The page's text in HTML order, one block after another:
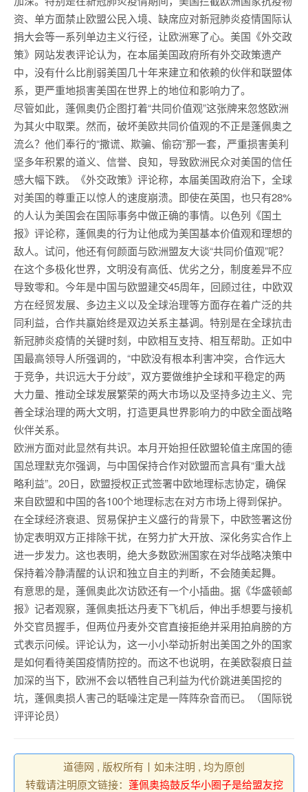
资、单方面禁止欧盟公民入境、缺席应对新冠肺炎疫情国际认
捐大会等一系列单边主义行径，让欧洲寒了心。美国《外交政
策》网站发表评论认为，在本届美国政府所有外交政策遗产
中，没有什么比削弱美国几十年来建立和依赖的伙伴和联盟体
系，更严重地损害美国在世界上的地位和影响力了。
尽管如此，蓬佩奥仍企图打着“共同价值观”这张牌来忽悠欧洲
为其火中取栗。然而，破坏美欧共同价值观的不正是蓬佩奥之
流么？他们奉行的“撒谎、欺骗、偷窃”那一套，严重损害美利
坚多年积累的道义、信誉、良知，导致欧洲民众对美国的信任
感大幅下跌。《外交政策》评论称，本届美国政府治下，全球
对美国的尊重正以惊人的速度崩溃。即使在英国，也只有28%
的人认为美国会在国际事务中做正确的事情。以色列《国土
报》评论称，蓬佩奥的行为让他成为美国基本价值观和理想的
敌人。试问，他还有何颜面与欧洲盟友大谈“共同价值观”呢？
在这个多极化世界，文明没有高低、优劣之分，制度差异不应
导致零和。今年是中国与欧盟建交45周年，回顾过往，中欧双
方在经贸发展、多边主义以及全球治理等方面存在着广泛的共
同利益，合作共赢始终是双边关系主基调。特别是在全球抗击
新冠肺炎疫情的关键时刻，中欧相互支持、相互帮助。正如中
国最高领导人所强调的，“中欧没有根本利害冲突，合作远大
于竞争，共识远大于分歧”，双方要做维护全球和平稳定的两
大力量、推动全球发展繁荣的两大市场以及坚持多边主义、完
善全球治理的两大文明，打造更具世界影响力的中欧全面战略
伙伴关系。
欧洲方面对此显然有共识。本月开始担任欧盟轮值主席国的德
国总理默克尔强调，与中国保持合作对欧盟而言具有“重大战
略利益”。20日，欧盟授权正式签署中欧地理标志协定，确保
来自欧盟和中国的各100个地理标志在对方市场上得到保护。
在全球经济衰退、贸易保护主义盛行的背景下，中欧签署这份
协定表明双方正排除干扰，在努力扩大开放、深化务实合作上
进一步发力。这也表明，绝大多数欧洲国家在对华战略决策中
保持着冷静清醒的认识和独立自主的判断，不会随美起舞。
有意思的是，蓬佩奥此次访欧还有一个小插曲。据《华盛顿邮
报》记者观察，蓬佩奥抵达丹麦下飞机后，伸出手想要与接机
外交官员握手，但两位丹麦外交官直接拒绝并采用拍肩膀的方
式表示问候。评论认为，这一小小举动折射出美国之外的国家
是如何看待美国疫情防控的。而这不也说明，在美欧裂痕日益
加深的当下，欧洲不会以牺牲自己利益为代价跳进美国挖的
坑，蓬佩奥损人害己的聒噪注定是一阵阵杂音而已。（国际锐
评评论员）
道德网 , 版权所有丨如未注明 , 均为原创
转载请注明原文链接： 蓬佩奥捣鼓反华小圈子是给盟友挖